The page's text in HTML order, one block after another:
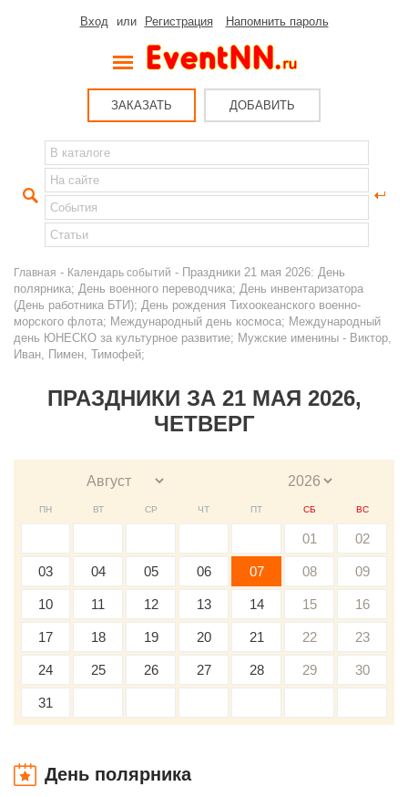
Вход или Регистрация Напомнить пароль
ЗАКАЗАТЬ ДОБАВИТЬ
Главная - Календарь событий - Праздники 21 мая 2026: День
полярника; День военного переводчика; День инвентаризатора
(День работника БТИ); День рождения Тихоокеанского военно-
морского флота; Международный день космоса; Международный
день ЮНЕСКО за культурное развитие; Мужские именины - Виктор,
Иван, Пимен, Тимофей;
ПРАЗДНИКИ ЗА 21 МАЯ 2026,
ЧЕТВЕРГ
ПН ВТ СР ЧТ ПТ СБ ВС
01 02
03 04 05 06 07 08 09
10 11 12 13 14 15 16
17 18 19 20 21 22 23
24 25 26 27 28 29 30
31
День полярника